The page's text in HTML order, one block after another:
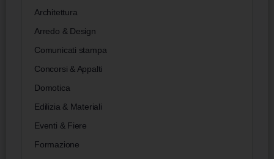
Architettura
Arredo & Design
Comunicati stampa
Concorsi & Appalti
Domotica
Edilizia & Materiali
Eventi & Fiere
Formazione